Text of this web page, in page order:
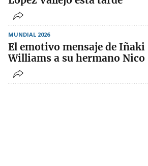
MUNDIAL 2026
El emotivo mensaje de Iñaki
Williams a su hermano Nico